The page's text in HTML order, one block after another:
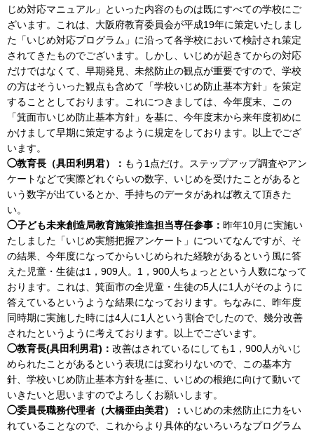
じめ対応マニュアル」といった内容のものは既にすべての学校にご
ざいます。これは、大阪府教育委員会が平成19年に策定いたしまし
た「いじめ対応プログラム」に沿って各学校において検討され策定
されてきたものでございます。しかし、いじめが起きてからの対応
だけではなくて、早期発見、未然防止の観点が重要ですので、学校
の方はそういった観点も含めて「学校いじめ防止基本方針」を策定
することとしております。これにつきましては、今年度末、この
「箕面市いじめ防止基本方針」を基に、今年度末から来年度初めに
かけまして早期に策定するように規定をしております。以上でござ
います。
◯教育長（具田利男君）： もう1点だけ。ステップアップ調査やアン
ケートなどで実際どれぐらいの数字、いじめを受けたことがあると
いう数字が出ているとか、手持ちのデータがあれば教えて頂きた
い。
◯子ども未来創造局教育施策推進担当専任参事： 昨年10月に実施い
たしました「いじめ実態把握アンケート」についてなんですが、そ
の結果、今年度になってからいじめられた経験があるという風に答
えた児童・生徒は1，909人。1，900人ちょっとという人数になって
おります。これは、箕面市の全児童・生徒の5人に1人がそのように
答えているというような結果になっております。ちなみに、昨年度
同時期に実施した時には4人に1人という割合でしたので、幾分改善
されたというように考えております。以上でございます。
◯教育長(具田利男君)： 改善はされているにしても1，900人がいじ
められたことがあるという表現には変わりないので、この基本方
針、学校いじめ防止基本方針を基に、いじめの根絶に向けて動いて
いきたいと思いますのでよろしくお願いします。
◯委員長職務代理者（大橋亜由美君）： いじめの未然防止に力をい
れていることなので、これからより具体的ないろいろなプログラム